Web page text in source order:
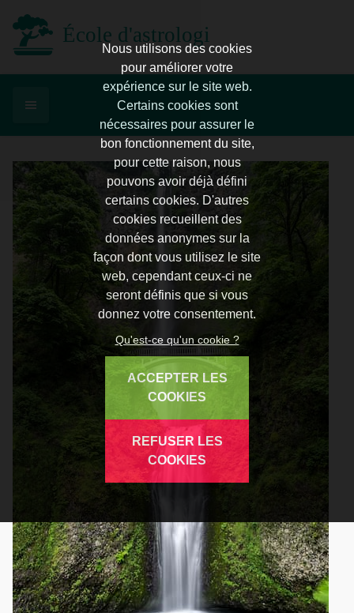
École d'astrologie d'Enghien
Nous utilisons des cookies
pour améliorer votre
expérience sur le site web.
Certains cookies sont
nécessaires pour assurer le
bon fonctionnement du site,
pour cette raison, nous
pouvons avoir déjà défini
certains cookies. D'autres
cookies recueillent des
données anonymes sur la
façon dont vous utilisez le site
web, cependant ceux-ci ne
seront définis que si vous
donnez votre consentement.
Qu'est-ce qu'un cookie ?
ACCEPTER LES
COOKIES
REFUSER LES
COOKIES